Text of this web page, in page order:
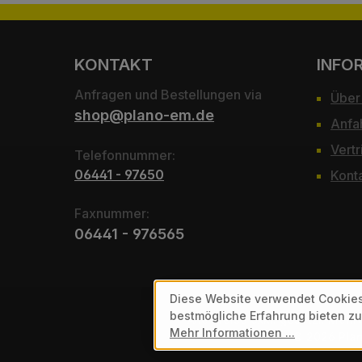
KONTAKT
Anfragen und Bestellungen via
shop@plano-em.de
Telefonnummer:
06441 - 97650
Faxnummer:
06441 - 976565
Alle Preise exkl. gesetzl.
© 2026
Diese Website verwendet
bestmögliche Erfahrung bieten
Mehr Informationen ...